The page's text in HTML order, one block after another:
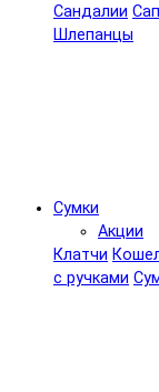
Сандалии
Шлепанцы
Сумки
Акции
Клатчи
с ручками